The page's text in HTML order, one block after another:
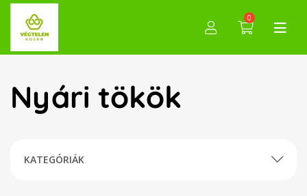
0
Nyári tökök
KATEGÓRIÁK